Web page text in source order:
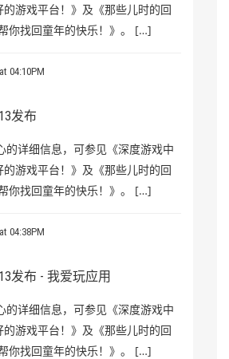
游戏平台！》及《那些儿时的回
找回童年的快乐！》。 […]
04:10PM
发布
详细信息，可参见《深度游戏中
游戏平台！》及《那些儿时的回
找回童年的快乐！》。 […]
04:38PM
发布 - 我爱玩应用
详细信息，可参见《深度游戏中
游戏平台！》及《那些儿时的回
找回童年的快乐！》。 […]